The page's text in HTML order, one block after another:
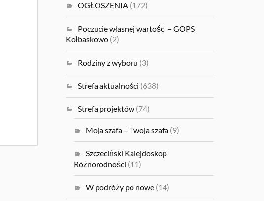
OGŁOSZENIA (172)
Poczucie własnej wartości – GOPS
Kołbaskowo (2)
Rodziny z wyboru (3)
Strefa aktualności (638)
Strefa projektów (74)
Moja szafa – Twoja szafa (9)
Szczeciński Kalejdoskop
Różnorodności (11)
W podróży po nowe (14)